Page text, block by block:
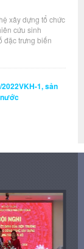
xây dựng tổ chức
cứu sinh
đặc trưng biến
1, sản